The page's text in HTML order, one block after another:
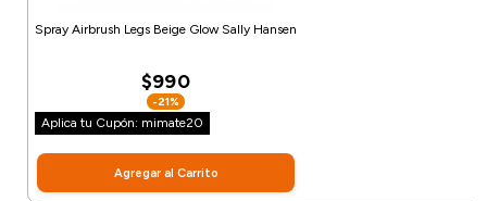
Spray Airbrush Legs Beige Glow Sally Hansen
$990
-21%
Aplica tu Cupón: mimate20
Agregar al Carrito